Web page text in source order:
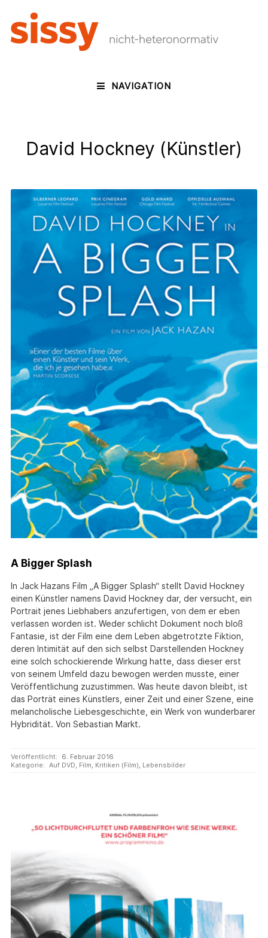
NAVIGATION
David Hockney (Künstler)
A Bigger Splash
In Jack Hazans Film „A Bigger Splash“ stellt David Hockney
einen Künstler namens David Hockney dar, der versucht, ein
Portrait jenes Liebhabers anzufertigen, von dem er eben
verlassen worden ist. Weder schlicht Dokument noch bloß
Fantasie, ist der Film eine dem Leben abgetrotzte Fiktion,
deren Intimität auf den sich selbst Darstellenden Hockney
eine solch schockierende Wirkung hatte, dass dieser erst
von seinem Umfeld dazu bewogen werden musste, einer
Veröffentlichung zuzustimmen. Was heute davon bleibt, ist
das Porträt eines Künstlers, einer Zeit und einer Szene, eine
melancholische Liebesgeschichte, ein Werk von wunderbarer
Hybridität. Von Sebastian Markt.
Veröffentlicht:
6. Februar 2016
Kategorie: Auf DVD, Film, Kritiken (Film), Lebensbilder